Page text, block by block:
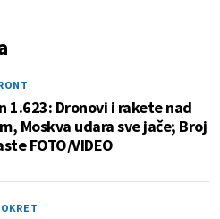
1.623: Dronovi i rakete nad
Moskva udara sve jače; Broj
FOTO/VIDEO